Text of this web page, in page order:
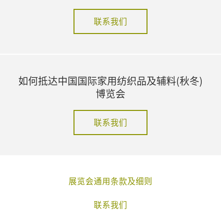
联系我们
如何抵达中国国际家用纺织品及辅料(秋冬)
博览会
联系我们
展览会通用条款及细则
联系我们